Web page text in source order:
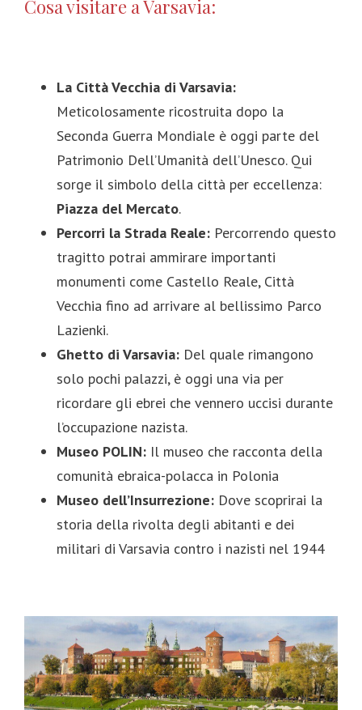
Cosa visitare a Varsavia:
La Città Vecchia di Varsavia:
Meticolosamente ricostruita dopo la
Seconda Guerra Mondiale è oggi parte del
Patrimonio Dell’Umanità dell’Unesco. Qui
sorge il simbolo della città per eccellenza:
Piazza del Mercato.
Percorri la Strada Reale: Percorrendo questo
tragitto potrai ammirare importanti
monumenti come Castello Reale, Città
Vecchia fino ad arrivare al bellissimo Parco
Lazienki.
Ghetto di Varsavia: Del quale rimangono
solo pochi palazzi, è oggi una via per
ricordare gli ebrei che vennero uccisi durante
l’occupazione nazista.
Museo POLIN: Il museo che racconta della
comunità ebraica-polacca in Polonia
Museo dell’Insurrezione: Dove scoprirai la
storia della rivolta degli abitanti e dei
militari di Varsavia contro i nazisti nel 1944